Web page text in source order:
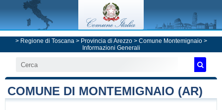
> Regione di Toscana> Provincia di Arezzo> Comune Montemignaio>
Informazioni Generali
COMUNE DI MONTEMIGNAIO (AR)